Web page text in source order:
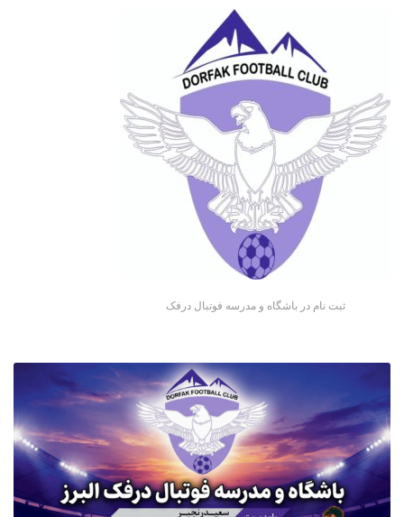
ثبت نام در باشگاه و مدرسه فوتبال درفک